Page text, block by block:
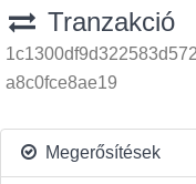
Tranzakció
a8c0fce8ae19
Megerősítések